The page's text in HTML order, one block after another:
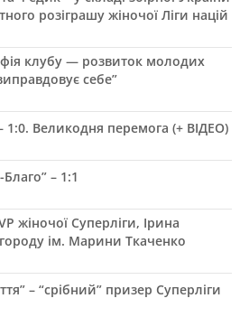
розіграшу жіночої Ліги націй
клубу — розвиток молодих
себе”
1:0. Великодня перемога (+ ВІДЕО)
– 1:1
жіночої Суперліги, Ірина
ім. Марини Ткаченко
– “срібний” призер Суперліги